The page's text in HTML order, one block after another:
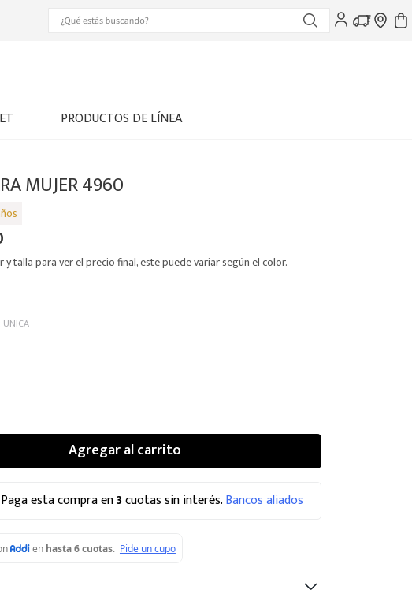
PRODUCTOS DE LÍNEA
MUJER 4960
y talla para ver el precio final, este puede variar según el color.
UNICA
Agregar al carrito
Paga esta compra en3cuotas sin interés.Bancos aliados